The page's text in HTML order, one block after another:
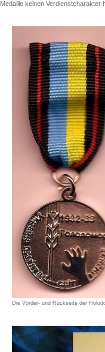
Medaille keinen Verdienstcharakter
Die Vorder- und Rückseite der